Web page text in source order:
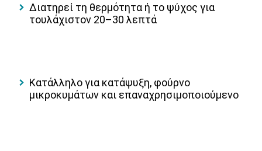
Διατηρεί τη θερμότητα ή το ψύχος για
τουλάχιστον 20–30 λεπτά
Κατάλληλο για κατάψυξη, φούρνο
μικροκυμάτων και επαναχρησιμοποιούμενο